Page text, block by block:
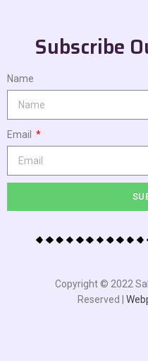
Subscribe
Name
Email
Copyright © 2022
Reserved |